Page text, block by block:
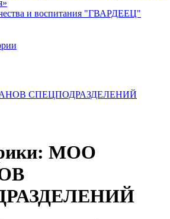
и воспитания "ГВАРДЕЕЦ"
СПЕЦПОДРАЗДЕЛЕНИЙ
МОО